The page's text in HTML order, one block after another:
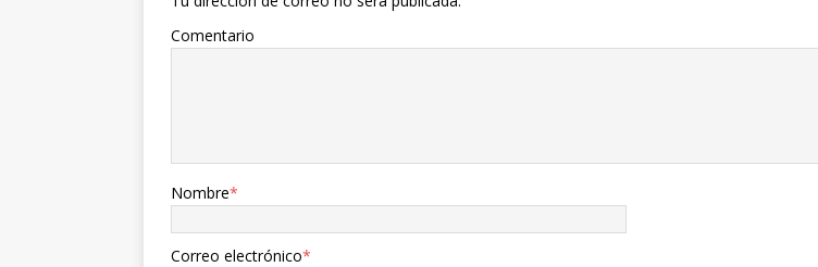
Comentario
Nombre*
Correo electrónico*